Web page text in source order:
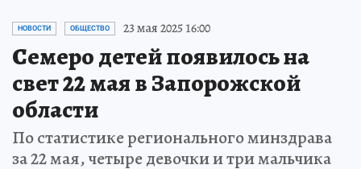
НОВОСТИ ОБЩЕСТВО 23 мая 2025 16:00
Семеро детей появилось на
свет 22 мая в Запорожской
области
По статистике регионального минздрава
за 22 мая, четыре девочки и три мальчика